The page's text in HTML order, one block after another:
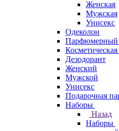
Женская
Мужская
Унисекс
Одеколон
Парфюмерный
Дезодорант
Женский
Мужской
Унисекс
Подарочная
Наборы
Назад
Наборы